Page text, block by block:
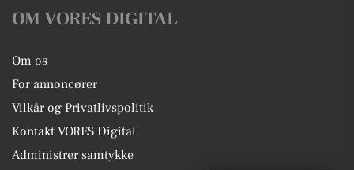
OM VORES DIGITAL
Om os
For annoncører
Vilkår og Privatlivspolitik
Kontakt VORES Digital
Administrer samtykke